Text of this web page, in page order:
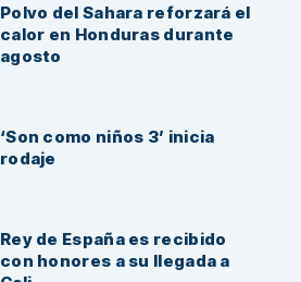
Polvo del Sahara reforzará el
calor en Honduras durante
agosto
‘Son como niños 3’ inicia
rodaje
Rey de España es recibido
con honores a su llegada a